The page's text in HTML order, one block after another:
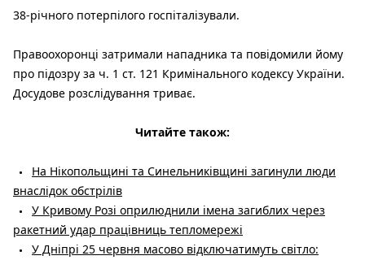
38-річного потерпілого госпіталізували.
Правоохоронці затримали нападника та повідомили йому
про підозру за ч. 1 ст. 121 Кримінального кодексу України.
Досудове розслідування триває.
Читайте також:
На Нікопольщині та Синельниківщині загинули люди
внаслідок обстрілів
У Кривому Розі оприлюднили імена загиблих через
ракетний удар працівниць тепломережі
У Дніпрі 25 червня масово відключатимуть світло: